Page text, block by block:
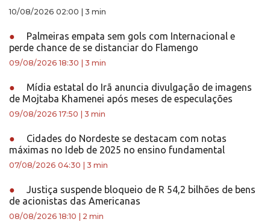
10/08/2026 02:00 3 min
●
Palmeiras empata sem gols com Internacional e
perde chance de se distanciar do Flamengo
09/08/2026 18:30 3 min
●
Mídia estatal do Irã anuncia divulgação de imagens
de Mojtaba Khamenei após meses de especulações
09/08/2026 17:50 3 min
●
Cidades do Nordeste se destacam com notas
máximas no Ideb de 2025 no ensino fundamental
07/08/2026 04:30 3 min
●
Justiça suspende bloqueio de R 54,2 bilhões de bens
de acionistas das Americanas
08/08/2026 18:10 2 min